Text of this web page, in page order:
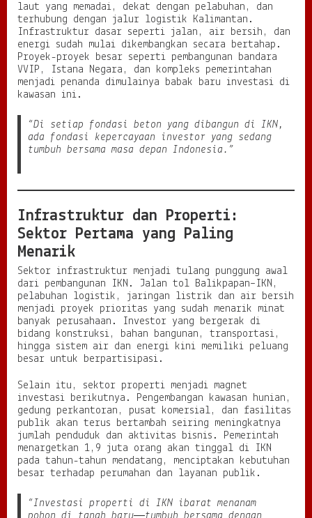
s
i
a
laut yang memadai, dekat dengan pelabuhan, dan
terhubung dengan jalur logistik Kalimantan.
Infrastruktur dasar seperti jalan, air bersih, dan
energi sudah mulai dikembangkan secara bertahap.
Proyek-proyek besar seperti pembangunan bandara
VVIP, Istana Negara, dan kompleks pemerintahan
menjadi penanda dimulainya babak baru investasi di
kawasan ini.
“Di setiap fondasi beton yang dibangun di IKN,
ada fondasi kepercayaan investor yang sedang
tumbuh bersama masa depan Indonesia.”
Infrastruktur dan Properti:
Sektor Pertama yang Paling
Menarik
Sektor infrastruktur menjadi tulang punggung awal
dari pembangunan IKN. Jalan tol Balikpapan–IKN,
pelabuhan logistik, jaringan listrik dan air bersih
menjadi proyek prioritas yang sudah menarik minat
banyak perusahaan. Investor yang bergerak di
bidang konstruksi, bahan bangunan, transportasi,
hingga sistem air dan energi kini memiliki peluang
besar untuk berpartisipasi.
Selain itu, sektor properti menjadi magnet
investasi berikutnya. Pengembangan kawasan hunian,
gedung perkantoran, pusat komersial, dan fasilitas
publik akan terus bertambah seiring meningkatnya
jumlah penduduk dan aktivitas bisnis. Pemerintah
menargetkan 1,9 juta orang akan tinggal di IKN
pada tahun-tahun mendatang, menciptakan kebutuhan
besar terhadap perumahan dan layanan publik.
“Investasi properti di IKN ibarat menanam